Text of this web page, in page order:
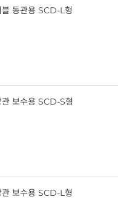
동관용 SCD-L형
보수용 SCD-S형
보수용 SCD-L형